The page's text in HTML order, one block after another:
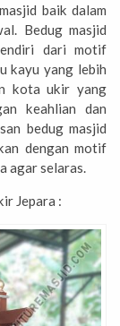
baik dalam
Bedug masjid
dari motif
kayu yang lebih
kota ukir yang
keahlian dan
bedug masjid
dengan motif
agar selaras.
Jepara :